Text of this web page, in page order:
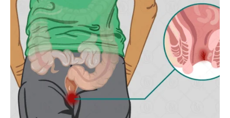
godinu.
Iako moderni turisti često traže luksuzne hotele i
savremene sadržaje, sve više ljudi shvata da pravi
odmor ne znači nužno skupe bazene i glamur. Nekada
je dovoljno pronaći mjesto gdje se može mirno
spavati, jesti domaću hranu i buditi se uz zvuk mora.
Ovaj mali primorski gradić pruža upravo to – mir i
autentičnost, bez pretjeranog luksuza i lažnog sjaja.